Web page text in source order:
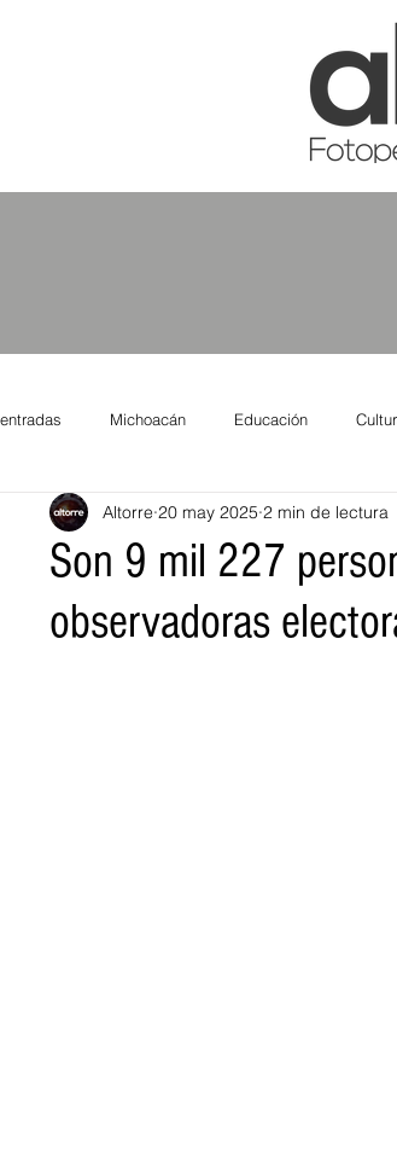
Michoacán Educación
Internacional Columnistas Salud
Segob Sedeco Turismo
Son 9 mil 227
observadoras
Altorre 20 may 2025 2 min de lectura